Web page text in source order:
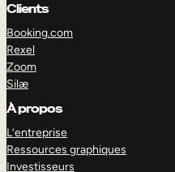
Clients
Booking.com
Rexel
Zoom
Silæ
À propos
L’entreprise
Ressources graphiques
Investisseurs